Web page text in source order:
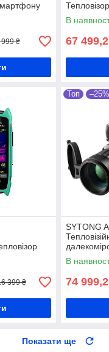
₴
В
67
399 ₴
Топ –25%
SYTONG
В
74
Показати ще